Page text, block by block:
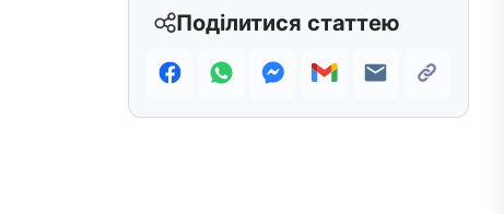
Поділитися статтею